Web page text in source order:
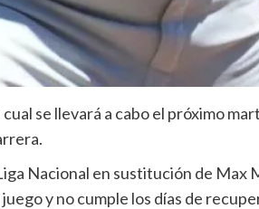
se llevará a cabo el próximo
Nacional en sustitución de
y no cumple los días de